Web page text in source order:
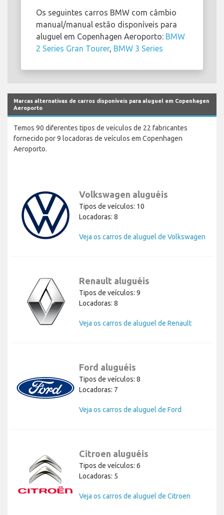
Os seguintes carros BMW com câmbio
manual/manual estão disponíveis para
aluguel em Copenhagen Aeroporto: BMW
2 Series Gran Tourer, BMW 3 Series
Marcas alternativas de carros disponíveis para aluguel em Copenhagen
Aeroporto
Temos 90 diferentes tipos de veículos de 22 fabricantes
fornecido por 9 locadoras de veículos em Copenhagen
Aeroporto.
Volkswagen aluguéis
Tipos de veículos: 10
Locadoras: 8
Veja os carros de aluguel de Volkswagen
Renault aluguéis
Tipos de veículos: 9
Locadoras: 8
Veja os carros de aluguel de Renault
Ford aluguéis
Tipos de veículos: 8
Locadoras: 7
Veja os carros de aluguel de Ford
Citroen aluguéis
Tipos de veículos: 6
Locadoras: 5
Veja os carros de aluguel de Citroen